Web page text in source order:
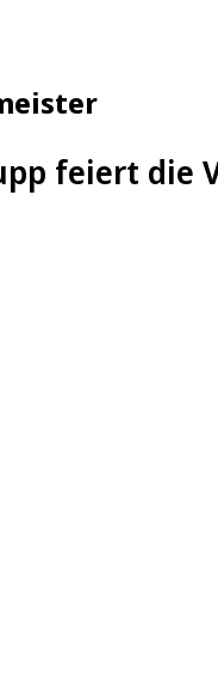
feiert die